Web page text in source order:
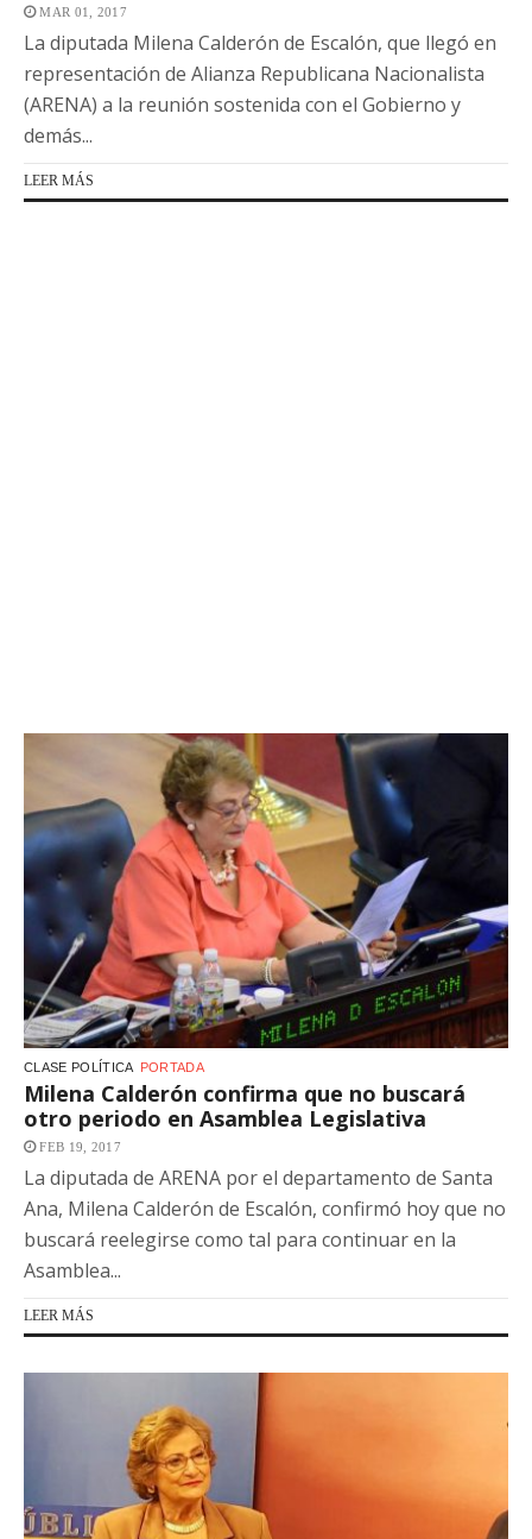
MAR 01, 2017
La diputada Milena Calderón de Escalón, que llegó en
representación de Alianza Republicana Nacionalista
(ARENA) a la reunión sostenida con el Gobierno y
demás...
LEER MÁS
CLASE POLÍTICA PORTADA
Milena Calderón confirma que no buscará
otro periodo en Asamblea Legislativa
FEB 19, 2017
La diputada de ARENA por el departamento de Santa
Ana, Milena Calderón de Escalón, confirmó hoy que no
buscará reelegirse como tal para continuar en la
Asamblea...
LEER MÁS